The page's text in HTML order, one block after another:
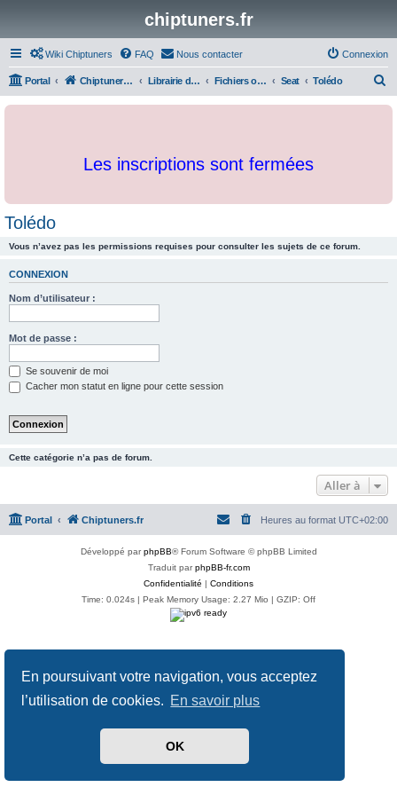
En poursuivant votre navigation, vous acceptez
l’utilisation de cookies. En savoir plus
OK
chiptuners.fr
Wiki Chiptuners FAQ Nous contacter Connexion
Portal Chiptuners.fr Librairie de documents et originaux Fichiers originaux Seat Tolédo
c
Les inscriptions sont fermées
Tolédo
Vous n’avez pas les permissions requises pour consulter les sujets de ce forum.
CONNEXION
Nom d’utilisateur :
Mot de passe :
Se souvenir de moi
Cacher mon statut en ligne pour cette session
Cette catégorie n’a pas de forum.
Aller à
Portal Chiptuners.fr Heures au format UTC+02:00
Développé parphpBB® Forum Software © phpBB Limited
Traduit parphpBB-fr.com
Confidentialité | Conditions
Time: 0.024s | Peak Memory Usage: 2.27 Mio | GZIP: Off